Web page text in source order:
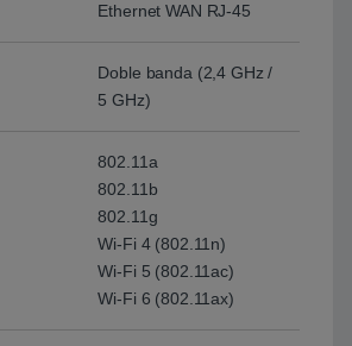
Ethernet WAN RJ-45
Doble banda (2,4 GHz /
5 GHz)
802.11a
802.11b
802.11g
Wi-Fi 4 (802.11n)
Wi-Fi 5 (802.11ac)
Wi-Fi 6 (802.11ax)